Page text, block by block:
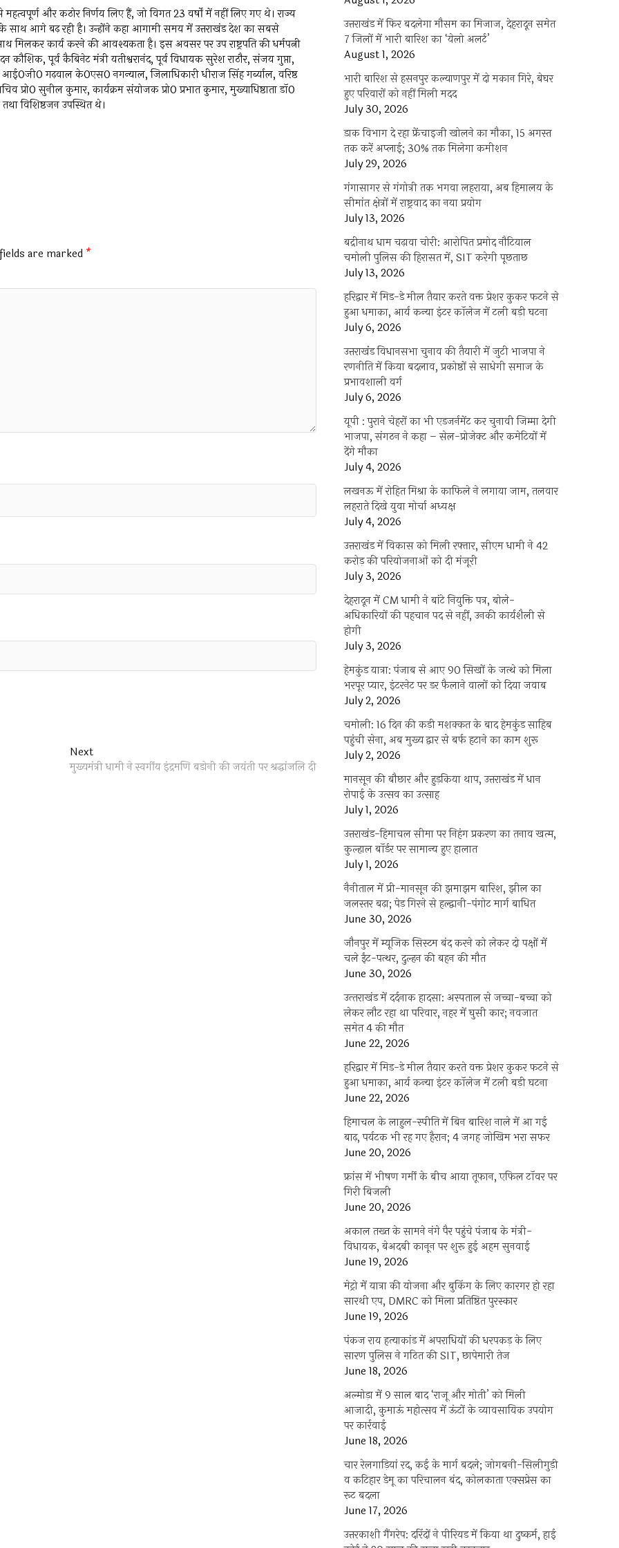
और कठोर निर्णय लिए हैं, जो विगत 23 वर्षों में नहीं लिए गए थे। राज्य
के साथ आगे बढ़ रही है। उन्होंने कहा आगामी समय में उत्तराखंड देश का सबसे
कार्य करने की आवश्यकता है। इस अवसर पर उप राष्ट्रपति की धर्मपत्नी
पूर्व कैबिनेट मंत्री यतीश्वरानंद, पूर्व विधायक सुरेश राठौर, संजय गुप्ता,
आई0जी0 गढ़वाल के0एस0 नगन्याल, जिलाधिकारी धीराज सिंह गर्ब्याल, वरिष्ठ
सुनील कुमार, कार्यक्रम संयोजक प्रो0 प्रभात कुमार, मुख्याधिष्ठाता डॉ0
विशिष्ठजन उपस्थित थे।
are marked *
NextNext
post:
मुख्यमंत्री धामी ने स्वर्गीय इंद्रमणि बडोनी की जयंती पर श्रद्धांजलि दी
उत्तराखंड में फिर बदलेगा मौसम का मिजाज, देहरादून समेत
7 जिलों में भारी बारिश का ‘येलो अलर्ट’
August 1, 2026
भारी बारिश से हसनपुर कल्याणपुर में दो मकान गिरे, बेघर
हुए परिवारों को नहीं मिली मदद
July 30, 2026
डाक विभाग दे रहा फ्रेंचाइजी खोलने का मौका, 15 अगस्त
तक करें अप्लाई; 30% तक मिलेगा कमीशन
July 29, 2026
गंगासागर से गंगोत्री तक भगवा लहराया, अब हिमालय के
सीमांत क्षेत्रों में राष्ट्रवाद का नया प्रयोग
July 13, 2026
बद्रीनाथ धाम चढ़ावा चोरी: आरोपित प्रमोद नौटियाल
चमोली पुलिस की हिरासत में, SIT करेगी पूछताछ
July 13, 2026
हरिद्वार में मिड-डे मील तैयार करते वक्त प्रेशर कुकर फटने से
हुआ धमाका, आर्य कन्या इंटर कॉलेज में टली बड़ी घटना
July 6, 2026
उत्तराखंंड विधानसभा चुनाव की तैयारी में जुटी भाजपा ने
रणनीति में किया बदलाव, प्रकोष्ठों से साधेगी समाज के
प्रभावशाली वर्ग
July 6, 2026
यूपी : पुराने चेहरों का भी एडजर्नमेंट कर चुनावी जिम्मा देगी
भाजपा, संगठन ने कहा – सेल-प्रोजेक्ट और कमेटियों में
देंगे मौका
July 4, 2026
लखनऊ में रोहित मिश्रा के काफिले ने लगाया जाम, तलवार
लहराते दिखे युवा मोर्चा अध्यक्ष
July 4, 2026
उत्तराखंड में विकास को मिली रफ्तार, सीएम धामी ने 42
करोड़ की परियोजनाओं को दी मंजूरी
July 3, 2026
देहरादून में CM धामी ने बांटे नियुक्ति पत्र, बोले-
अधिकारियों की पहचान पद से नहीं, उनकी कार्यशैली से
होगी
July 3, 2026
हेमकुंड यात्रा: पंजाब से आए 90 सिखों के जत्थे को मिला
भरपूर प्यार, इंटरनेट पर डर फैलाने वालों को दिया जवाब
July 2, 2026
चमोली: 16 दिन की कड़ी मशक्कत के बाद हेमकुंड साहिब
पहुंची सेना, अब मुख्य द्वार से बर्फ हटाने का काम शुरू
July 2, 2026
मानसून की बौछार और हुड़किया थाप, उत्तराखंड में धान
रोपाई के उत्सव का उत्साह
July 1, 2026
उत्तराखंड-हिमाचल सीमा पर निहंग प्रकरण का तनाव खत्म,
कुल्हाल बॉर्डर पर सामान्य हुए हालात
July 1, 2026
नैनीताल में प्री-मानसून की झमाझम बारिश, झील का
जलस्तर बढ़ा; पेड़ गिरने से हल्द्वानी-पंगोट मार्ग बाधित
June 30, 2026
जौनपुर में म्यूजिक सिस्टम बंद करने को लेकर दो पक्षों में
चले ईंट-पत्थर, दुल्हन की बहन की मौत
June 30, 2026
उत्‍तराखंड में दर्दनाक हादसा: अस्पताल से जच्चा-बच्चा को
लेकर लौट रहा था परिवार, नहर में घुसी कार; नवजात
समेत 4 की मौत
June 22, 2026
हरिद्वार में मिड-डे मील तैयार करते वक्त प्रेशर कुकर फटने से
हुआ धमाका, आर्य कन्या इंटर कॉलेज में टली बड़ी घटना
June 22, 2026
हिमाचल के लाहुल-स्पीति में बिन बारिश नाले में आ गई
बाढ़, पर्यटक भी रह गए हैरान; 4 जगह जोखिम भरा सफर
June 20, 2026
फ्रांस में भीषण गर्मी के बीच आया तूफान, एफिल टॉवर पर
गिरी बिजली
June 20, 2026
अकाल तख्त के सामने नंगे पैर पहुंचे पंजाब के मंत्री-
विधायक, बेअदबी कानून पर शुरू हुई अहम सुनवाई
June 19, 2026
मेट्रो में यात्रा की योजना और बुकिंग के लिए कारगर हो रहा
सारथी एप, DMRC को मिला प्रतिष्ठित पुरस्कार
June 19, 2026
पंकज राय हत्याकांड में अपराधियों की धरपकड़ के लिए
सारण पुलिस ने गठित की SIT, छापेमारी तेज
June 18, 2026
अल्मोड़ा में 9 साल बाद ‘राजू और मोती’ को मिली
आजादी, कुमाऊं महोत्सव में ऊंटों के व्यावसायिक उपयोग
पर कार्रवाई
June 18, 2026
चार रेलगाड़ियां रद, कई के मार्ग बदले; जोगबनी-सिलीगुड़ी
व कटिहार डेमू का परिचालन बंद, कोलकाता एक्सप्रेस का
रूट बदला
June 17, 2026
उत्तरकाशी गैंगरेप: दरिंदों ने पीरियड में किया था दुष्कर्म, हाई